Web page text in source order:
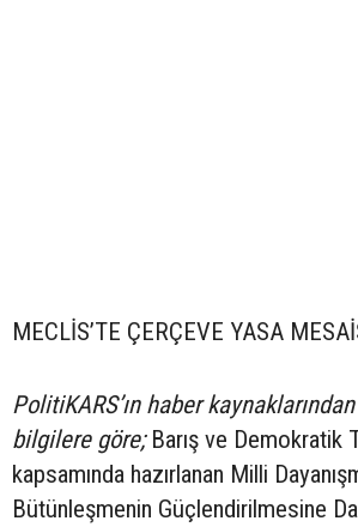
MECLİS’TE ÇERÇEVE YASA
PolitiKARS’ın haber
bilgilere göre;Barış ve Demokratik
kapsamında hazırlanan Milli
Bütünleşmenin Güçlendirilmesine